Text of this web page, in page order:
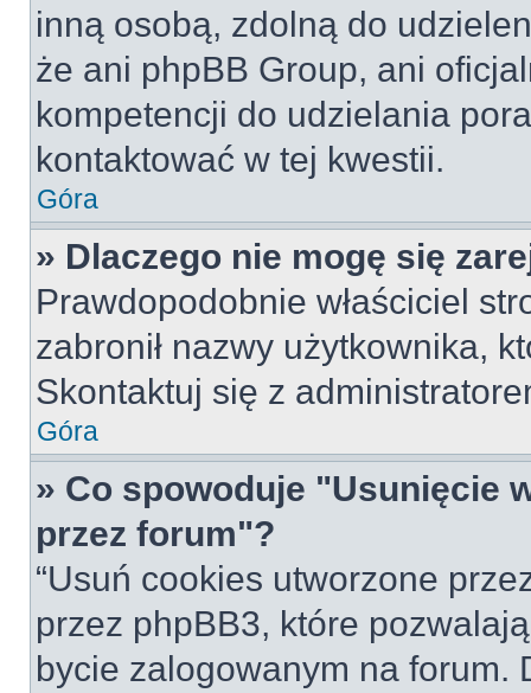
inną osobą, zdolną do
że ani phpBB Group, ani
kompetencji do udzielania
kontaktować w tej kwestii.
Góra
» Dlaczego nie mogę się
Prawdopodobnie właściciel
zabronił nazwy użytkownika,
Skontaktuj się z
Góra
» Co spowoduje "Usunięcie
przez forum"?
“Usuń cookies utworzone
przez phpBB3, które
bycie zalogowanym na forum.